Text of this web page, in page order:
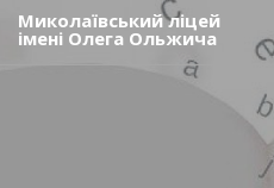
SkipМиколаївський ліцей
імені Олега Ольжича